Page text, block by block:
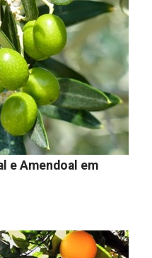
e Amendoal em